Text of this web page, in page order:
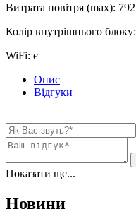
Витрата повітря (max): 792
Колір внутрішнього блоку:
WiFi: є
Опис
Відгуки
Показати ще...
Новини